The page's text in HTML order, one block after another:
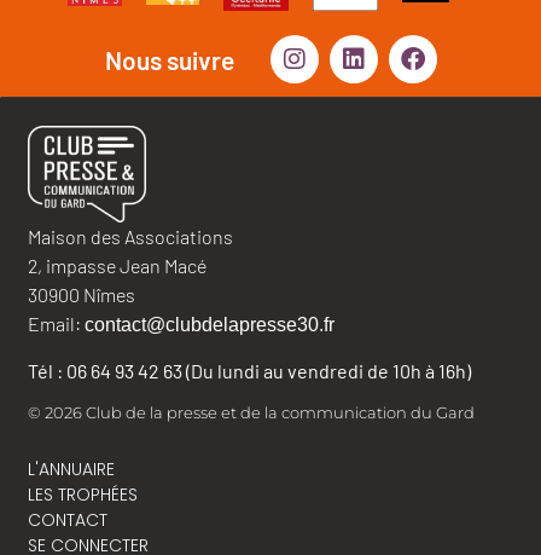
Nous suivre
Maison des Associations
2, impasse Jean Macé
30900 Nîmes
Email: contact@clubdelapresse30.fr
Tél : 06 64 93 42 63 (Du lundi au vendredi de 10h à 16h)
© 2026 Club de la presse et de la communication du Gard
L'ANNUAIRE
LES TROPHÉES
CONTACT
SE CONNECTER